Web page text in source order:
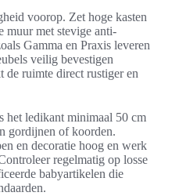
voorop. Zet hoge kasten
muur met stevige anti-
Gamma en Praxis leveren
veilig bevestigen
de ruimte direct rustiger en
het ledikant minimaal 50 cm
gordijnen of koorden.
en decoratie hoog en werk
regelmatig op losse
babyartikelen die